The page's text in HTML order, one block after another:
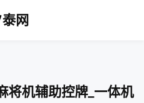
网
将机辅助控牌_一体机